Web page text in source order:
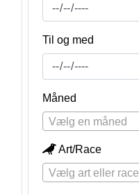
Til og med
Måned
Vælg en måned
Art/Race
Vælg art eller race